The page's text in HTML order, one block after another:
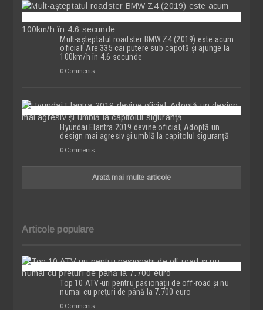
Mult-așteptatul roadster BMW Z4 (2019) este acum
oficial! Are 335 cai putere sub capotă și ajunge la
100km/h în 4.6 secunde
0 Comments
Hyundai Elantra 2019 devine oficial; Adoptă un
design mai agresiv și umblă la capitolul siguranță
0 Comments
Arată mai multe articole
Articole populare
Top 10 ATV-uri pentru pasionații de off-road și nu
numai cu prețuri de până la 7.700 euro
0 Comments